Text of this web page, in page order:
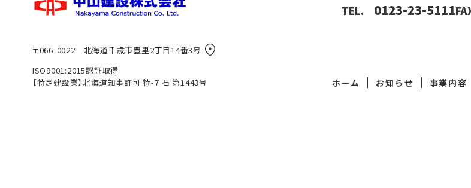
〒066-0022 北海道千歳市豊里2丁目14番3号
ISO9001:2015認証取得
【特定建設業】北海道知事許可特-7 石 第1443号
TEL. 0123-23-5111
ホーム お知らせ 事業内容